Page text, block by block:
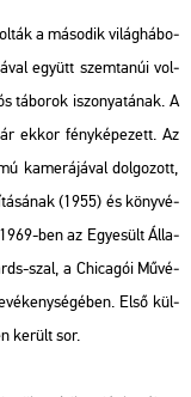
a má­so­dik vi­lág­há­bo­
együtt szem­ta­núi vol­
tá­bo­rok iszo­nya­tá­nak. A
ekkor fény­ké­pe­zett. Az
ka­me­rá­já­val dol­go­zott,
(1955) és köny­vé­
ben az Egye­sült Ál­la­
szal, a Chi­ca­gói Mű­vé­
Első kül­
ke­rült sor.